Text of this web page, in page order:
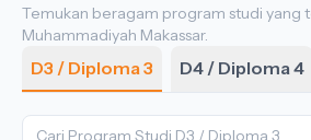
Temukan beragam program studi yang
Muhammadiyah Makassar.
D3 / Diploma 3 D4 / Diploma 4